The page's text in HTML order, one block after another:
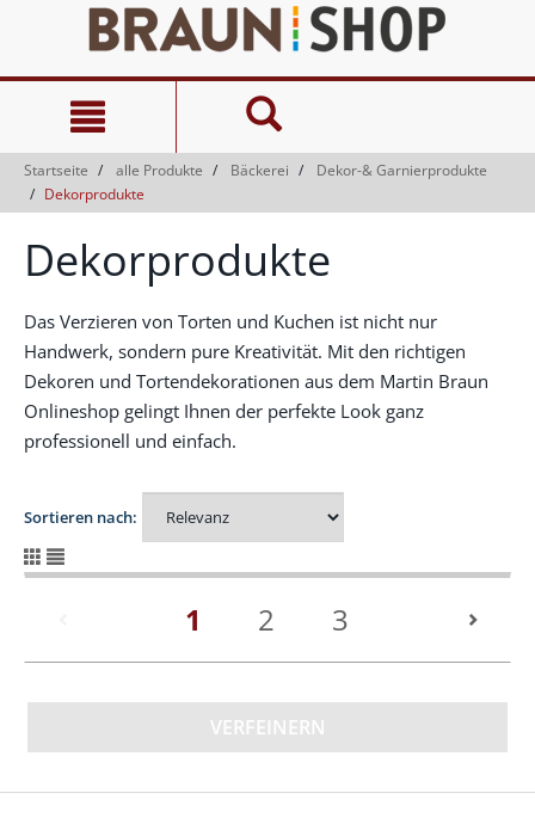
springen
Navigationsmenü
springen
Startseite alle Produkte Bäckerei
Dekor-& Garnierprodukte
Dekorprodukte
Dekorprodukte
Das Verzieren von Torten und Kuchen ist nicht nur
Handwerk, sondern pure Kreativität. Mit den richtigen
Dekoren und Tortendekorationen aus dem Martin Braun
Onlineshop gelingt Ihnen der perfekte Look ganz
professionell und einfach.
Sortieren nach:
1 (current)
2 3
VERFEINERN